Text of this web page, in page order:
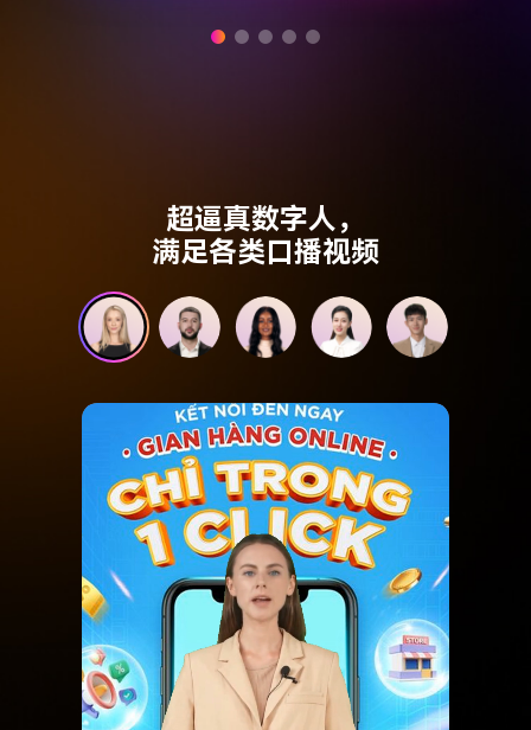
超逼真数字人，
满足各类口播视频